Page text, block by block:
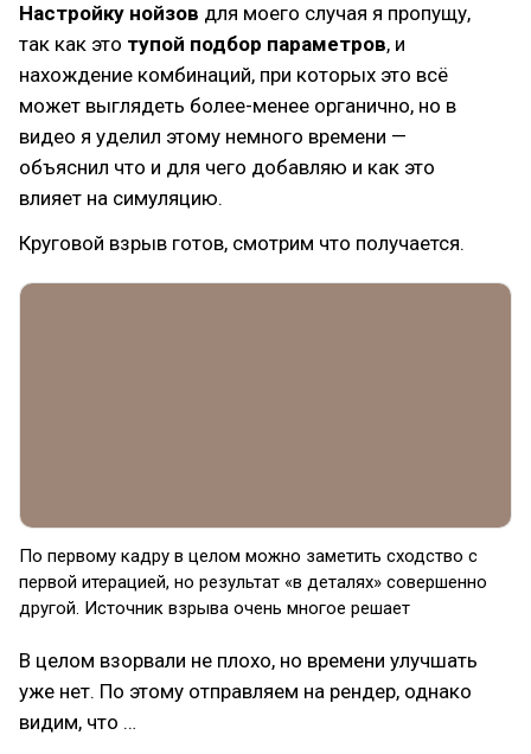
Настройку нойзов для моего случая я пропущу,
так как это тупой подбор параметров, и
нахождение комбинаций, при которых это всё
может выглядеть более-менее органично, но в
видео я уделил этому немного времени —
объяснил что и для чего добавляю и как это
влияет на симуляцию.
Круговой взрыв готов, смотрим что получается.
По первому кадру в целом можно заметить сходство с
первой итерацией, но результат «в деталях» совершенно
другой. Источник взрыва очень многое решает
В целом взорвали не плохо, но времени улучшать
уже нет. По этому отправляем на рендер, однако
видим, что …